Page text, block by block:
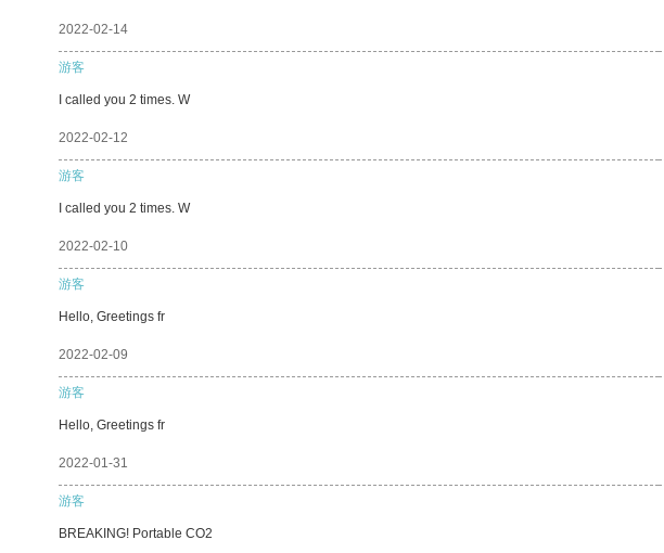
2022-02-14
游客
I called you 2 times. W
2022-02-12
游客
I called you 2 times. W
2022-02-10
游客
Hello, Greetings fr
2022-02-09
游客
Hello, Greetings fr
2022-01-31
游客
BREAKING! Portable CO2